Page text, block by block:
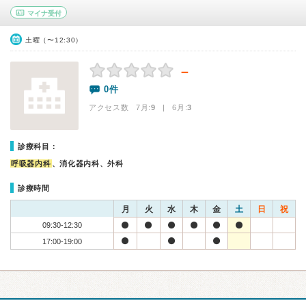
マイナ受付
土曜（〜12:30）
－
0件
アクセス数 7月:9 | 6月:3
診療科目：
呼吸器内科 、消化器内科、外科
診療時間
月 火 水 木 金 土 日 祝
09:30-12:30
17:00-19:00